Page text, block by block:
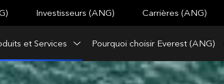
et Services Pourquoi choisir Everest (ANG)
Investisseurs (ANG) Carrières (ANG)